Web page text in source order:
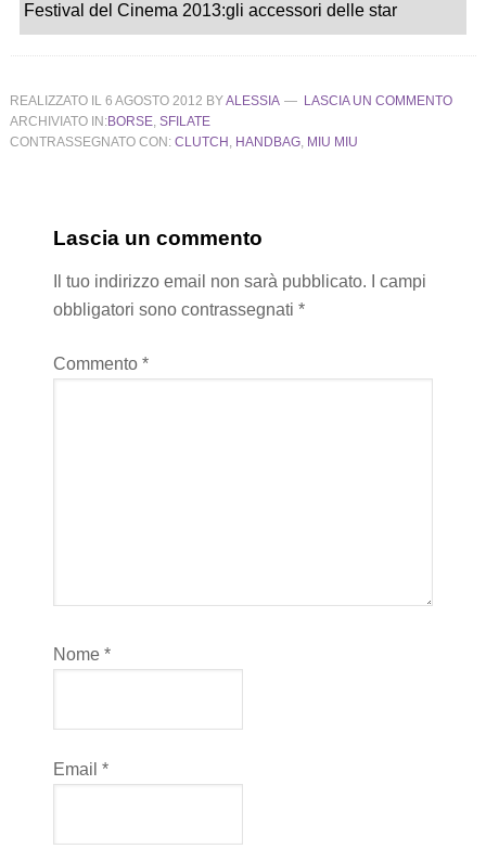
Festival del Cinema 2013:gli accessori delle star
REALIZZATO IL 6 AGOSTO 2012 BYALESSIA
LASCIA UN COMMENTO
ARCHIVIATO IN:BORSE, SFILATE
CONTRASSEGNATO CON: CLUTCH HANDBAG, MIU MIU
Lascia un commento
Il tuo indirizzo email non sarà pubblicato.
I campi
obbligatori sono contrassegnati *
Commento *
Nome *
Email *